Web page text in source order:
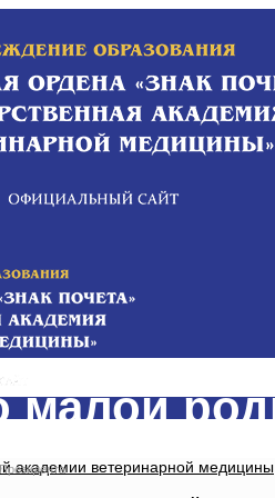
академии ветеринарной медицины
малой